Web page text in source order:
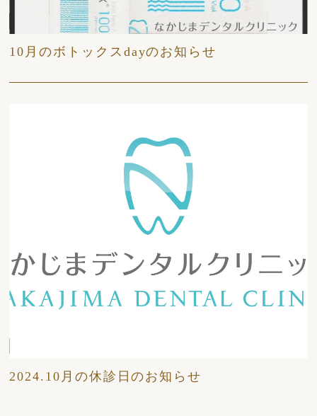
10月のボトックスdayのお知らせ
2024.10月の休診日のお知らせ